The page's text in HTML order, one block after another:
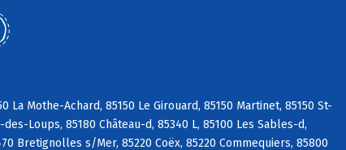
Mothe-Achard, 85150 Le Girouard, 85150 Martinet, 85150 St-
Loups, 85180 Château-d, 85340 L, 85100 Les Sables-d,
Bretignolles s/Mer, 85220 Coëx, 85220 Commequiers, 85800